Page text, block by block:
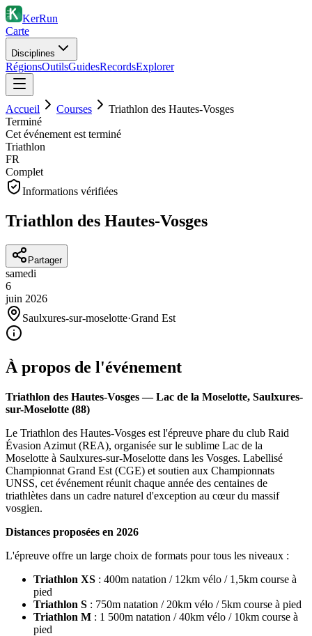
KerRun
Carte
Disciplines
RégionsOutilsGuidesRecordsExplorer
Accueil Courses
Triathlon des Hautes-Vosges
Terminé
Cet événement est terminé
Triathlon
FR
Complet
Informations vérifiées
Triathlon des Hautes-Vosges
Partager
samedi
6
juin 2026
Saulxures-sur-moselotte·Grand Est
À propos de l'événement
Triathlon des Hautes-Vosges — Lac de la Moselotte, Saulxures-
sur-Moselotte (88)
Le Triathlon des Hautes-Vosges est l'épreuve phare du club Raid
Évasion Azimut (REA), organisée sur le sublime Lac de la
Moselotte à Saulxures-sur-Moselotte dans les Vosges. Labellisé
Championnat Grand Est (CGE) et soutien aux Championnats
UNSS, cet événement réunit chaque année des centaines de
triathlètes dans un cadre naturel d'exception au cœur du massif
vosgien.
Distances proposées en 2026
L'épreuve offre un large choix de formats pour tous les niveaux :
Triathlon XS : 400m natation / 12km vélo / 1,5km course à
pied
Triathlon S : 750m natation / 20km vélo / 5km course à pied
Triathlon M : 1 500m natation / 40km vélo / 10km course à
pied